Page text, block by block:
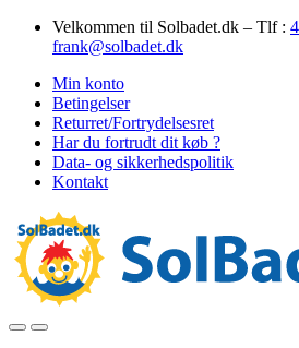
Skip
Skip
Velkommen til Solbadet.dk – Tlf :
frank@solbadet.dk
Min konto
Betingelser
Returret/Fortrydelsesret
Har du fortrudt dit køb ?
Data- og sikkerhedspolitik
Kontakt
OpenClose